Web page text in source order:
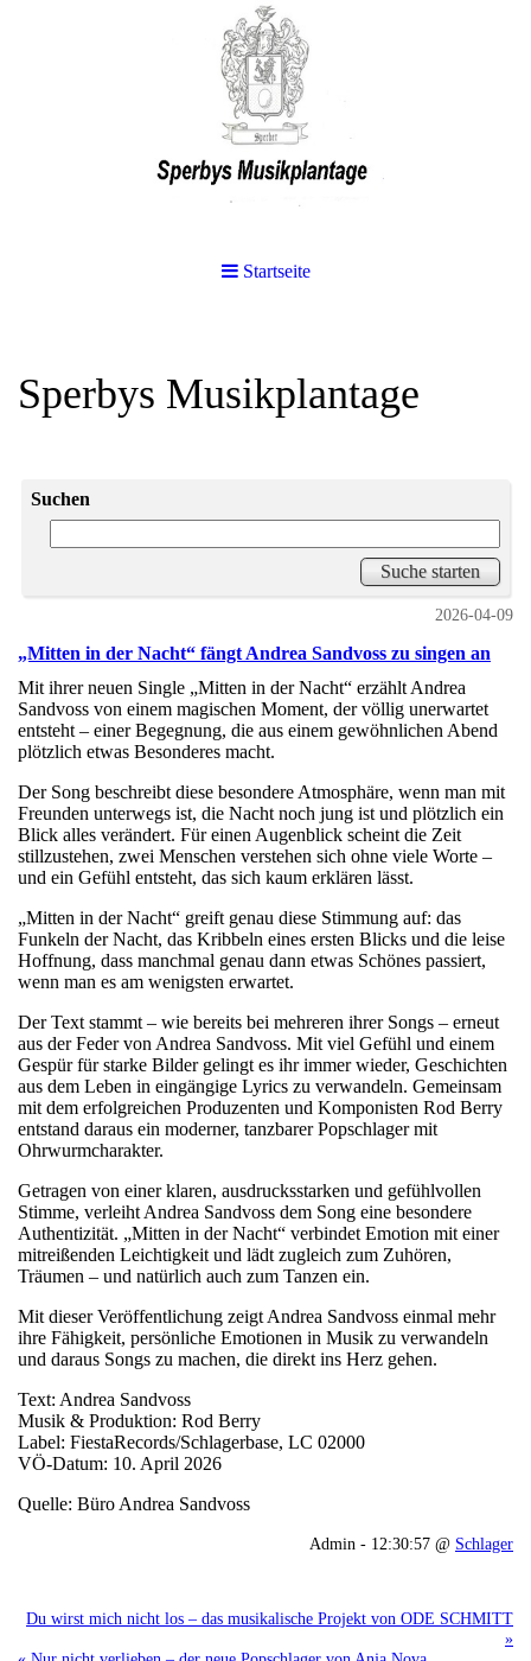
Startseite
Sperbys Musikplantage
Suchen
2026-04-09
„Mitten in der Nacht“ fängt Andrea Sandvoss zu singen an
Mit ihrer neuen Single „Mitten in der Nacht“ erzählt Andrea
Sandvoss von einem magischen Moment, der völlig unerwartet
entsteht – einer Begegnung, die aus einem gewöhnlichen Abend
plötzlich etwas Besonderes macht.
Der Song beschreibt diese besondere Atmosphäre, wenn man mit
Freunden unterwegs ist, die Nacht noch jung ist und plötzlich ein
Blick alles verändert. Für einen Augenblick scheint die Zeit
stillzustehen, zwei Menschen verstehen sich ohne viele Worte –
und ein Gefühl entsteht, das sich kaum erklären lässt.
„Mitten in der Nacht“ greift genau diese Stimmung auf: das
Funkeln der Nacht, das Kribbeln eines ersten Blicks und die leise
Hoffnung, dass manchmal genau dann etwas Schönes passiert,
wenn man es am wenigsten erwartet.
Der Text stammt – wie bereits bei mehreren ihrer Songs – erneut
aus der Feder von Andrea Sandvoss. Mit viel Gefühl und einem
Gespür für starke Bilder gelingt es ihr immer wieder, Geschichten
aus dem Leben in eingängige Lyrics zu verwandeln. Gemeinsam
mit dem erfolgreichen Produzenten und Komponisten Rod Berry
entstand daraus ein moderner, tanzbarer Popschlager mit
Ohrwurmcharakter.
Getragen von einer klaren, ausdrucksstarken und gefühlvollen
Stimme, verleiht Andrea Sandvoss dem Song eine besondere
Authentizität. „Mitten in der Nacht“ verbindet Emotion mit einer
mitreißenden Leichtigkeit und lädt zugleich zum Zuhören,
Träumen – und natürlich auch zum Tanzen ein.
Mit dieser Veröffentlichung zeigt Andrea Sandvoss einmal mehr
ihre Fähigkeit, persönliche Emotionen in Musik zu verwandeln
und daraus Songs zu machen, die direkt ins Herz gehen.
Text: Andrea Sandvoss
Musik & Produktion: Rod Berry
Label: FiestaRecords/Schlagerbase, LC 02000
VÖ-Datum: 10. April 2026
Quelle: Büro Andrea Sandvoss
Admin - 12:30:57 @ Schlager
Du wirst mich nicht los – das musikalische Projekt von ODE SCHMITT
»